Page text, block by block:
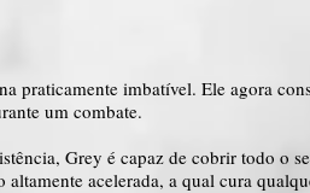
praticamente imbatível. Ele agora
um combate.
Grey é capaz de cobrir todo o
acelerada, a qual cura